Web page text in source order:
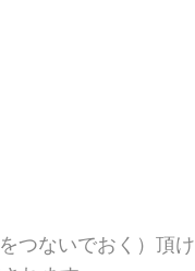
つないでおく）頂け